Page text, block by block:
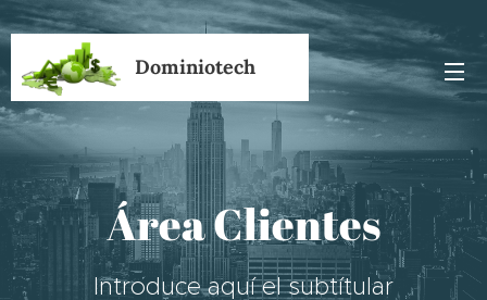
Dominiotech
Área Clientes
Introduce aquí el subtítular